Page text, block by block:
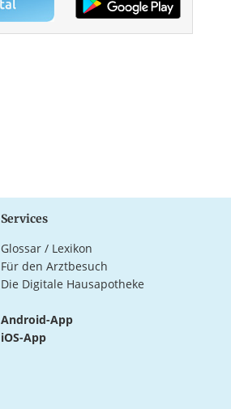
Services
Glossar / Lexikon
Für den Arztbesuch
Die Digitale Hausapotheke
Android-App
iOS-App